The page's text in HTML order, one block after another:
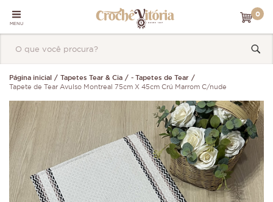
MENU
0
Página inicial Tapetes Tear & Cia
- Tapetes de Tear
Tapete de Tear Avulso Montreal 75cm X 45cm Crú Marrom C/nude